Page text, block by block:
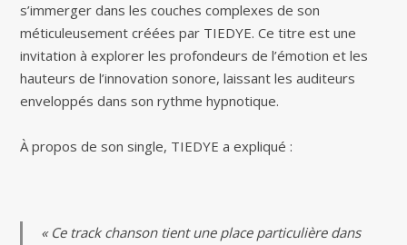
s’immerger dans les couches complexes de son
méticuleusement créées par TIEDYE. Ce titre est une
invitation à explorer les profondeurs de l’émotion et les
hauteurs de l’innovation sonore, laissant les auditeurs
enveloppés dans son rythme hypnotique.
À propos de son single, TIEDYE a expliqué :
« Ce track chanson tient une place particulière dans